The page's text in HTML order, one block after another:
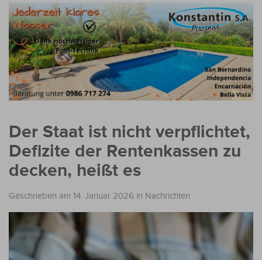
Der Staat ist nicht verpflichtet,
Defizite der Rentenkassen zu
decken, heißt es
Geschrieben am 14. Januar 2026 in Nachrichten